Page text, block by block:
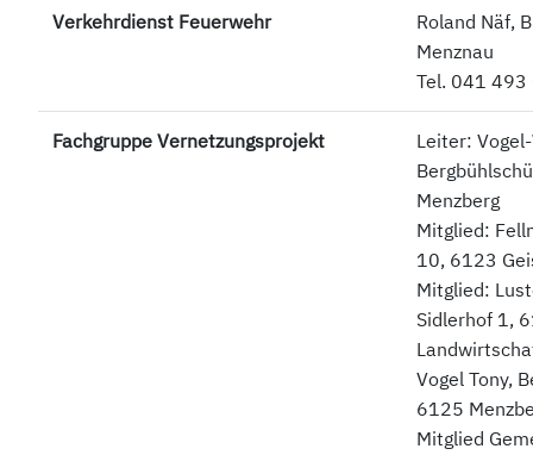
Verkehrdienst Feuerwehr
Roland Näf,
Menznau
Tel. 041
Fachgruppe Vernetzungsprojekt
Leiter:
Menzberg
Mitglied:
10, 6123
Mitglied:
Sidlerhof 1,
Vogel Tony,
6125
Mitglied